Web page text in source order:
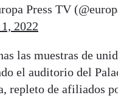
Press TV
2022
las muestras de
el auditorio del
repleto de afiliados